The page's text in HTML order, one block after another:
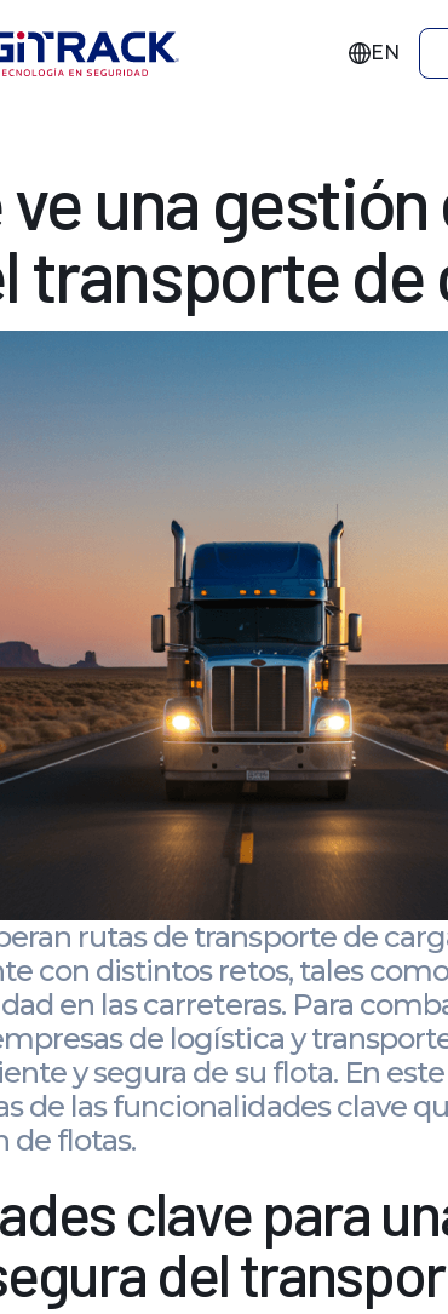
EN
veuna gestión
transportede
rutas de transporte de
con distintos retos, tales
en las carreteras. Para
de logística y
y segura de su flota. En
de las funcionalidades clave
de flotas.
clave para
del